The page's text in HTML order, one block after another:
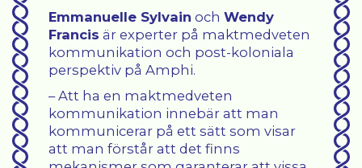
Emmanuelle Sylvain och Wendy
Francis är experter på maktmedveten
kommunikation och post-koloniala
perspektiv på Amphi.
– Att ha en maktmedveten
kommunikation innebär att man
kommunicerar på ett sätt som visar
att man förstår att det finns